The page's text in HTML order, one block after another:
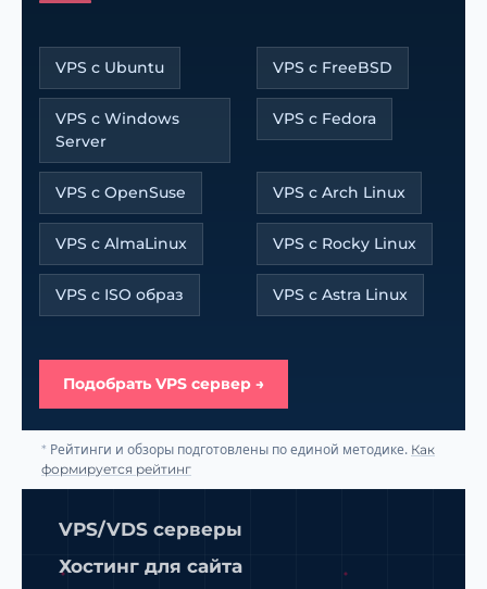
VPS с Ubuntu VPS с FreeBSD
VPS с Windows
Server
VPS с Fedora
VPS с OpenSuse VPS с Arch Linux
VPS с AlmaLinux VPS с Rocky Linux
VPS с ISO образ VPS с Astra Linux
Подобрать VPS сервер →
* Рейтинги и обзоры подготовлены по единой методике. Как
формируется рейтинг
VPS/VDS серверы
Хостинг для сайта